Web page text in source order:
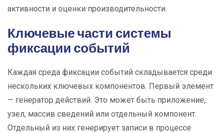
активности и оценки производительности.
Ключевые части системы
фиксации событий
Каждая среда фиксации событий складывается среди
нескольких ключевых компонентов. Первый элемент
— генератор действий. Это может быть приложение,
узел, массив сведений или отдельный компонент.
Отдельный из них генерирует записи в процессе